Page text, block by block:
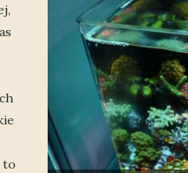
to